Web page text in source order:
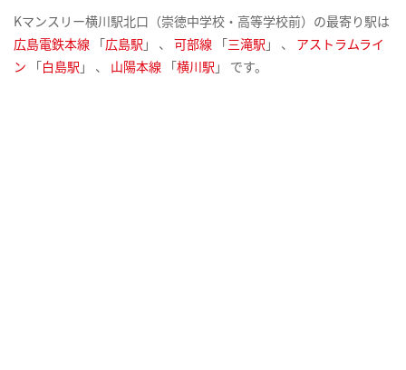
Kマンスリー横川駅北口（崇徳中学校・高等学校前）の最寄り駅は
広島電鉄本線 「広島駅 」 、 可部線 「三滝駅 」 、 アストラムライ
ン 「白島駅 」 、 山陽本線 「横川駅 」 です。